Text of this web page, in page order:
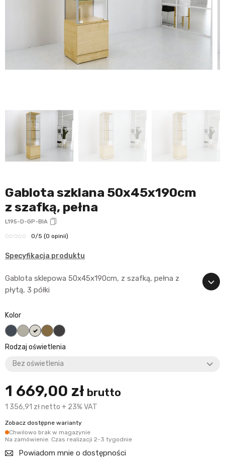
Gablota szklana 50x45x190cm
z szafką, pełna
L195-D-GP-BIA
0/5 (0 opinii)
Specyfikacja produktu
Gablota sklepowa 50x45x190cm, z szafką, pełna z
płytą, 3 półki
Kolor
czarny
PopielBiały (śmietankowy)
KlonGrafit
Rodzaj oświetlenia
1 669,00 zł brutto
1 356,91 zł netto + 23% VAT
Zobacz dostępne warianty
Chwilowo brak w magazynie
Na zamówienie. Czas realizacji 2-3 tygodnie
Powiadom mnie o dostępności